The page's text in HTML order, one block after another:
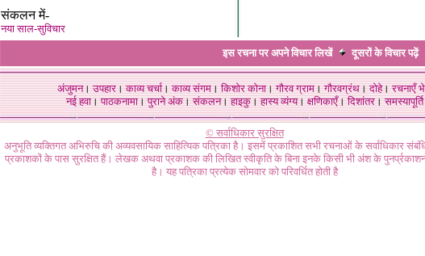
संकलन में-
नया साल-सुविचार
इस रचना पर अपने विचार लिखें दूसरों के विचारपढ़ें
अंजुमन।उपहार।काव्य चर्चा।काव्य संगम।किशोर कोना।गौरव ग्राम।गौरवग्रंथ।दोहे।रचनाएँ
नई हवा। पाठकनामा। पुराने अंक। संकलन। हाइकु। हास्य व्यंग्य। क्षणिकाएँ। दिशांतर। समस्यापूर्ति
© सर्वाधिकार सुरक्षित
अनुभूति व्यक्तिगत अभिरुचि की अव्यवसायिक साहित्यिक पत्रिका है। इसमें प्रकाशित सभी रचनाओं के सर्वाधिकार
प्रकाशकों के पास सुरक्षित हैं। लेखक अथवा प्रकाशक की लिखित स्वीकृति के बिना इनके किसी भी अंश के
है। यह पत्रिका प्रत्येक सोमवार को परिवर्धित होती है